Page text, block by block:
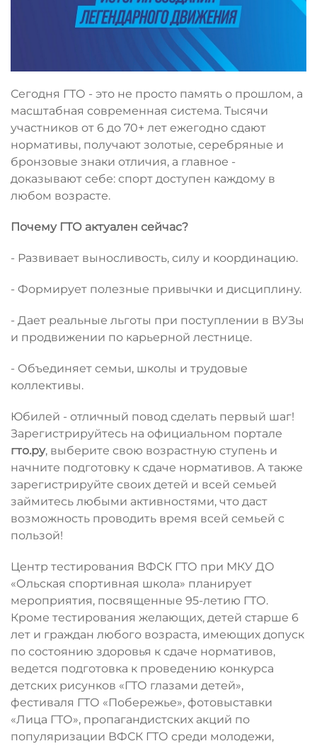
Сегодня ГТО - это не просто память о прошлом, а
масштабная современная система. Тысячи
участников от 6 до 70+ лет ежегодно сдают
нормативы, получают золотые, серебряные и
бронзовые знаки отличия, а главное -
доказывают себе: спорт доступен каждому в
любом возрасте.
Почему ГТО актуален сейчас?
- Развивает выносливость, силу и координацию.
- Формирует полезные привычки и дисциплину.
- Дает реальные льготы при поступлении в ВУЗы
и продвижении по карьерной лестнице.
- Объединяет семьи, школы и трудовые
коллективы.
Юбилей - отличный повод сделать первый шаг!
Зарегистрируйтесь на официальном портале
гто.ру, выберите свою возрастную ступень и
начните подготовку к сдаче нормативов. А также
зарегистрируйте своих детей и всей семьей
займитесь любыми активностями, что даст
возможность проводить время всей семьей с
пользой!
Центр тестирования ВФСК ГТО при МКУ ДО
«Ольская спортивная школа» планирует
мероприятия, посвященные 95-летию ГТО.
Кроме тестирования желающих, детей старше 6
лет и граждан любого возраста, имеющих допуск
по состоянию здоровья к сдаче нормативов,
ведется подготовка к проведению конкурса
детских рисунков «ГТО глазами детей»,
фестиваля ГТО «Побережье», фотовыставки
«Лица ГТО», пропагандистских акций по
популяризации ВФСК ГТО среди молодежи,